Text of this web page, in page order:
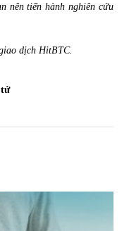
nên tiến hành nghiên cứu
dịch HitBTC.